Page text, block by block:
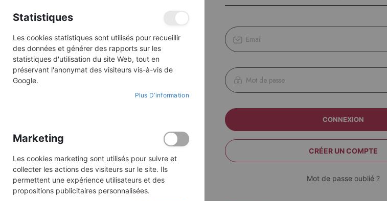
CONNEXION
CRÉER UN COMPTE
Mot de passe oublié ?
Statistiques
Les cookies statistiques sont utilisés pour recueillir
des données et générer des rapports sur les
statistiques d'utilisation du site Web, tout en
préservant l'anonymat des visiteurs vis-à-vis de
Google.
Plus D’information
Marketing
Les cookies marketing sont utilisés pour suivre et
collecter les actions des visiteurs sur le site. Ils
permettent une expérience utilisateurs et des
propositions publicitaires personnalisées.